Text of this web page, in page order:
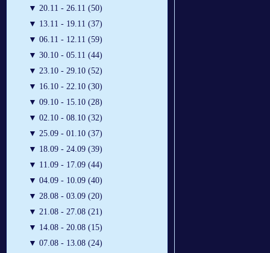
▼ 20.11 - 26.11 (50)
▼ 13.11 - 19.11 (37)
▼ 06.11 - 12.11 (59)
▼ 30.10 - 05.11 (44)
▼ 23.10 - 29.10 (52)
▼ 16.10 - 22.10 (30)
▼ 09.10 - 15.10 (28)
▼ 02.10 - 08.10 (32)
▼ 25.09 - 01.10 (37)
▼ 18.09 - 24.09 (39)
▼ 11.09 - 17.09 (44)
▼ 04.09 - 10.09 (40)
▼ 28.08 - 03.09 (20)
▼ 21.08 - 27.08 (21)
▼ 14.08 - 20.08 (15)
▼ 07.08 - 13.08 (24)